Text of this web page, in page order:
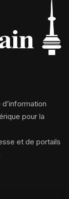
pour la
et de portails